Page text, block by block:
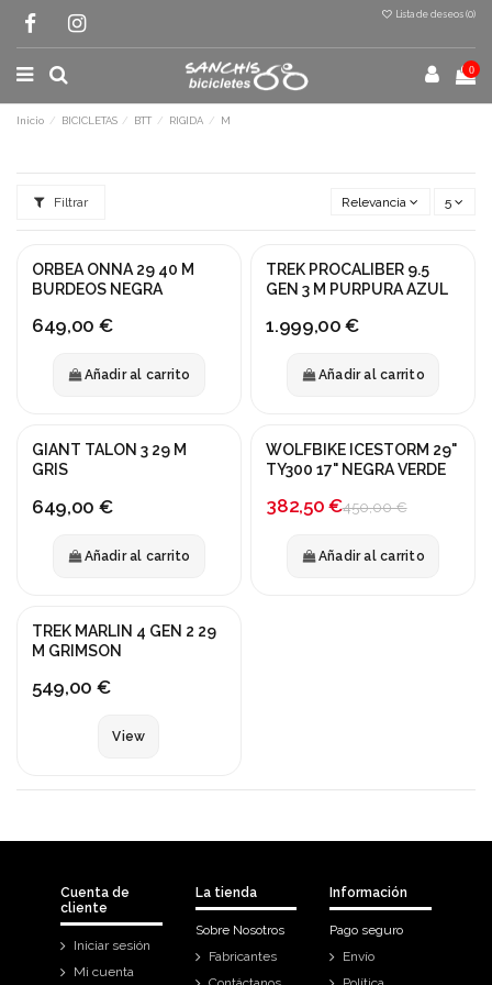
Lista de deseos (0)
0
Inicio BICICLETAS BTT RIGIDA M
Filtrar Relevancia 5
ORBEA ONNA 29 40 M
BURDEOS NEGRA
649,00 €
Añadir al carrito
TREK PROCALIBER 9.5
GEN 3 M PURPURA AZUL
1.999,00 €
Añadir al carrito
GIANT TALON 3 29 M
GRIS
649,00 €
Añadir al carrito
¡En oferta!
WOLFBIKE ICESTORM 29"
TY300 17" NEGRA VERDE
382,50 €450,00 €
Añadir al carrito
TREK MARLIN 4 GEN 2 29
M GRIMSON
549,00 €
View
Cuenta de
cliente
Iniciar sesión
Mi cuenta
La tienda
Sobre Nosotros
Fabricantes
Información
Pago seguro
Envío